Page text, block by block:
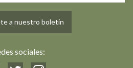
a nuestro boletín
sociales: